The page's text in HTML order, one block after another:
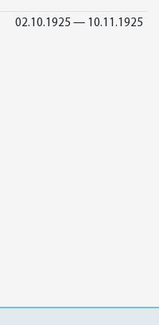
02.10.1925 — 10.11.1925